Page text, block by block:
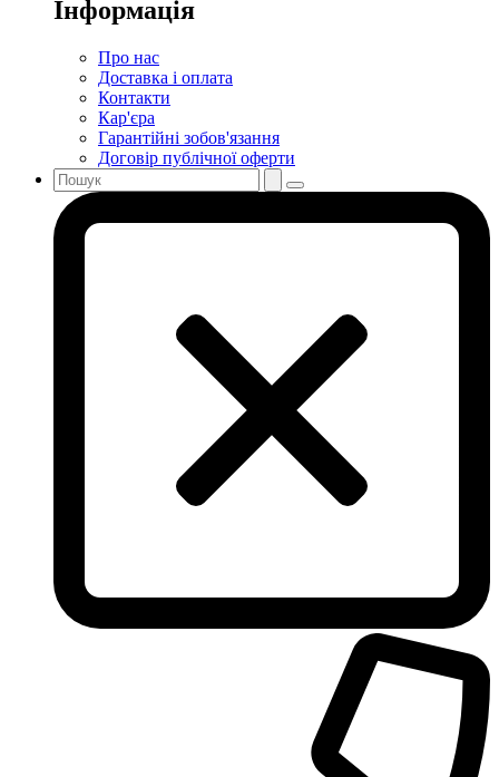
Інформація
Про нас
Доставка і оплата
Контакти
Кар'єра
Гарантійні зобов'язання
Договір публічної оферти